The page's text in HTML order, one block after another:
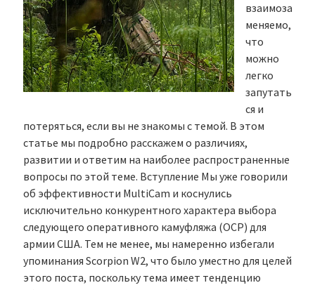
взаимоза
меняемо,
что
можно
легко
запутать
ся и
потеряться, если вы не знакомы с темой. В этом
статье мы подробно расскажем о различиях,
развитии и ответим на наиболее распространенные
вопросы по этой теме. Вступление Мы уже говорили
об эффективности MultiCam и коснулись
исключительно конкурентного характера выбора
следующего оперативного камуфляжа (OCP) для
армии США. Тем не менее, мы намеренно избегали
упоминания Scorpion W2, что было уместно для целей
этого поста, поскольку тема имеет тенденцию